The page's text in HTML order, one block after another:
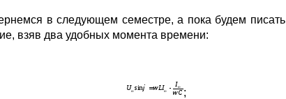
в следующем семестре, а пока будем писать
взяв два удобных момента времени:
;